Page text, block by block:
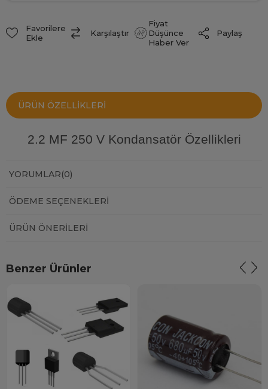
Favorilere
Ekle
Karşılaştır
Fiyat
Düşünce
Haber Ver
Paylaş
ÜRÜN ÖZELLIKLERI
2.2 MF 250 V Kondansatör Özellikleri
YORUMLAR(0)
ÖDEME SEÇENEKLERI
ÜRÜN ÖNERILERI
Benzer Ürünler